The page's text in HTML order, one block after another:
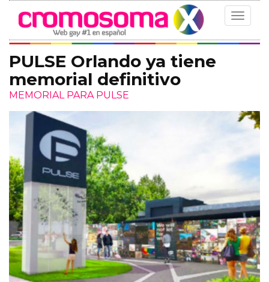
Toggle
PULSE Orlando ya tiene
memorial definitivo
MEMORIAL PARA PULSE